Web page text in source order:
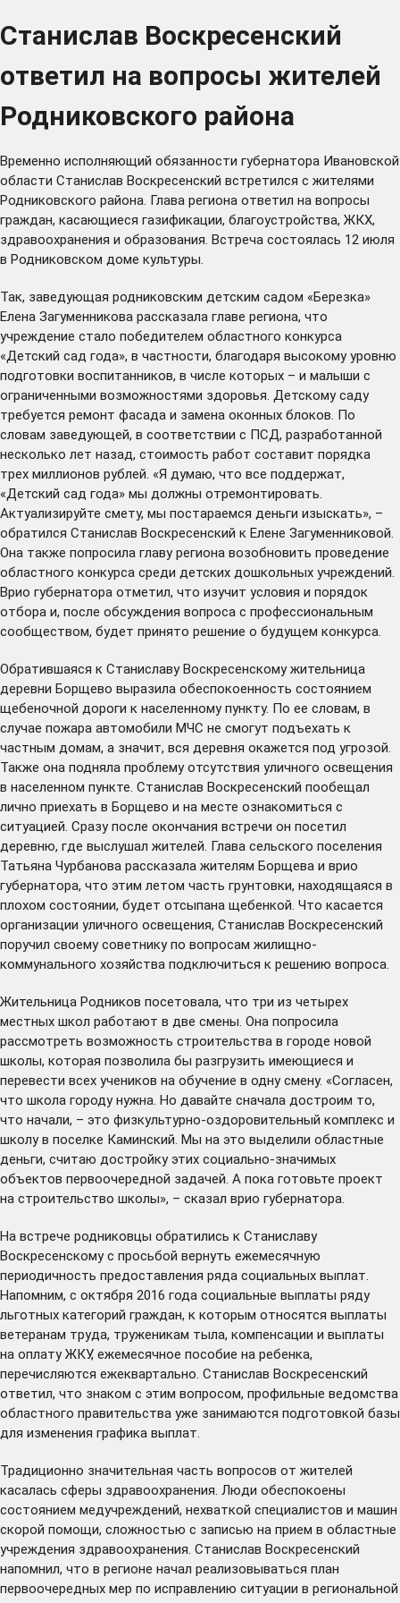
Станислав Воскресенский
ответил на вопросы жителей
Родниковского района
Временно исполняющий обязанности губернатора Ивановской
области Станислав Воскресенский встретился с жителями
Родниковского района. Глава региона ответил на вопросы
граждан, касающиеся газификации, благоустройства, ЖКХ,
здравоохранения и образования. Встреча состоялась 12 июля
в Родниковском доме культуры.
Так, заведующая родниковским детским садом «Березка»
Елена Загуменникова рассказала главе региона, что
учреждение стало победителем областного конкурса
«Детский сад года», в частности, благодаря высокому уровню
подготовки воспитанников, в числе которых – и малыши с
ограниченными возможностями здоровья. Детскому саду
требуется ремонт фасада и замена оконных блоков. По
словам заведующей, в соответствии с ПСД, разработанной
несколько лет назад, стоимость работ составит порядка
трех миллионов рублей. «Я думаю, что все поддержат,
«Детский сад года» мы должны отремонтировать.
Актуализируйте смету, мы постараемся деньги изыскать», –
обратился Станислав Воскресенский к Елене Загуменниковой.
Она также попросила главу региона возобновить проведение
областного конкурса среди детских дошкольных учреждений.
Врио губернатора отметил, что изучит условия и порядок
отбора и, после обсуждения вопроса с профессиональным
сообществом, будет принято решение о будущем конкурса.
Обратившаяся к Станиславу Воскресенскому жительница
деревни Борщево выразила обеспокоенность состоянием
щебеночной дороги к населенному пункту. По ее словам, в
случае пожара автомобили МЧС не смогут подъехать к
частным домам, а значит, вся деревня окажется под угрозой.
Также она подняла проблему отсутствия уличного освещения
в населенном пункте. Станислав Воскресенский пообещал
лично приехать в Борщево и на месте ознакомиться с
ситуацией. Сразу после окончания встречи он посетил
деревню, где выслушал жителей. Глава сельского поселения
Татьяна Чурбанова рассказала жителям Борщева и врио
губернатора, что этим летом часть грунтовки, находящаяся в
плохом состоянии, будет отсыпана щебенкой. Что касается
организации уличного освещения, Станислав Воскресенский
поручил своему советнику по вопросам жилищно-
коммунального хозяйства подключиться к решению вопроса.
Жительница Родников посетовала, что три из четырех
местных школ работают в две смены. Она попросила
рассмотреть возможность строительства в городе новой
школы, которая позволила бы разгрузить имеющиеся и
перевести всех учеников на обучение в одну смену. «Согласен,
что школа городу нужна. Но давайте сначала достроим то,
что начали, – это физкультурно-оздоровительный комплекс и
школу в поселке Каминский. Мы на это выделили областные
деньги, считаю достройку этих социально-значимых
объектов первоочередной задачей. А пока готовьте проект
на строительство школы», – сказал врио губернатора.
На встрече родниковцы обратились к Станиславу
Воскресенскому с просьбой вернуть ежемесячную
периодичность предоставления ряда социальных выплат.
Напомним, с октября 2016 года социальные выплаты ряду
льготных категорий граждан, к которым относятся выплаты
ветеранам труда, труженикам тыла, компенсации и выплаты
на оплату ЖКУ, ежемесячное пособие на ребенка,
перечисляются ежеквартально. Станислав Воскресенский
ответил, что знаком с этим вопросом, профильные ведомства
областного правительства уже занимаются подготовкой базы
для изменения графика выплат.
Традиционно значительная часть вопросов от жителей
касалась сферы здравоохранения. Люди обеспокоены
состоянием медучреждений, нехваткой специалистов и машин
скорой помощи, сложностью с записью на прием в областные
учреждения здравоохранения. Станислав Воскресенский
напомнил, что в регионе начал реализовываться план
первоочередных мер по исправлению ситуации в региональной